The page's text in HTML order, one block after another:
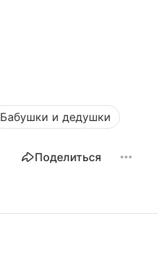
Бабушки и дедушки
Поделиться